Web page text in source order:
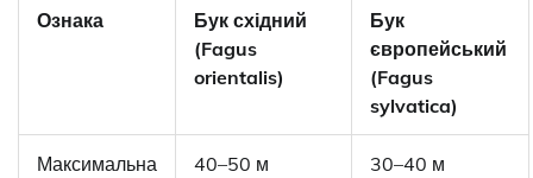
Ознака
Бук східний
(Fagus
orientalis)
Бук
європейський
(Fagus
sylvatica)
Максимальна
40–50 м 30–40 м